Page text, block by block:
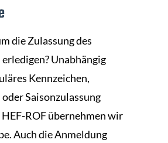
die Zulassung des
Unabhängig
Kennzeichen,
Saisonzulassung
ROF übernehmen wir
Auch die Anmeldung